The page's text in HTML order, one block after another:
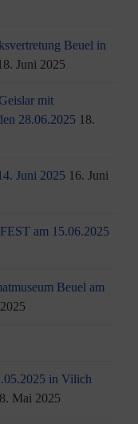
Beuel in
Juni 2025
mit
28.06.2025 18.
Juni 2025 16. Juni
am 15.06.2025
Beuel am
in Vilich
8. Mai 2025